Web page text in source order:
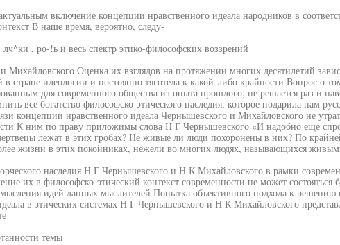
включение концепции нравственного идеала народников в
В наше время, вероятно, следу-
, ро-!ь и весь спектр этико-философских воззрений
Михайловского Оценка их взглядов на протяжении многих десятилетий
стране идеологии и постоянно тяготела к какой-либо крайности Вопрос о
для современного общества из опыта прошлого, не решается раз и
все богатство философско-этического наследия, которое подарила нам
концепции нравственного идеала Чернышевского и Михайловского не
К ним по праву приложимы слова Н Г Чернышевского «И надобно еще
лежат в этих гробах? Не живые ли люди похоронены в них? По
жизни в этих покойниках, нежели во многих людях, называющихся
наследия Н Г Чернышевского и Н К Михайловского в рамки
их в философско-этический контекст современности не может состояться
идей данных мыслителей Попытка объективного подхода к
в этических системах Н Г Чернышевского и Н К Михайловского
темы